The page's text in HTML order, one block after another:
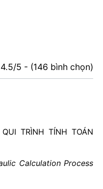
4.5/5 - (146 bình chọn)
TRÌNH TÍNH TOÁN
Calculation Process